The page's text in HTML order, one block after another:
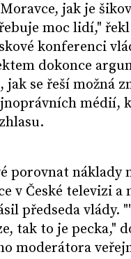
jak je
moc lidí,"
konferenci
dokonce
se řeší možná
médií,
porovnat náklady
v České televizi a
předseda vlády.
tak to je pecka,"
moderátora